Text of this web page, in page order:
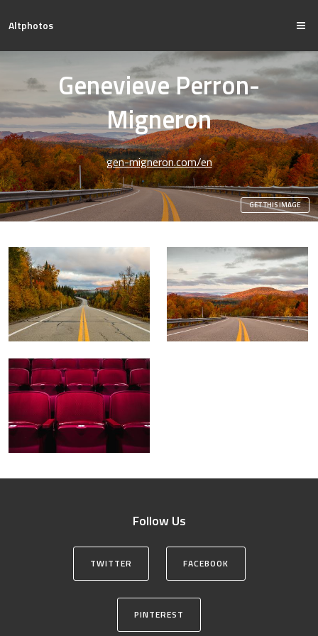
Altphotos
Genevieve Perron-
Migneron
gen-migneron.com/en
GET THIS IMAGE
Follow Us
TWITTER FACEBOOK
PINTEREST